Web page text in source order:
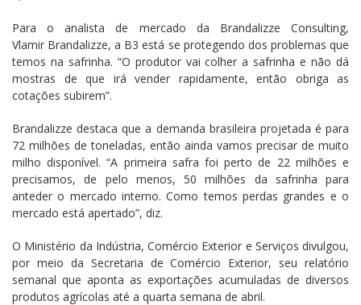
Para o analista de mercado da Brandalizze Consulting,
Vlamir Brandalizze, a B3 está se protegendo dos problemas que
temos na safrinha. “O produtor vai colher a safrinha e não dá
mostras de que irá vender rapidamente, então obriga as
cotações subirem”.
Brandalizze destaca que a demanda brasileira projetada é para
72 milhões de toneladas, então ainda vamos precisar de muito
milho disponível. “A primeira safra foi perto de 22 milhões e
precisamos, de pelo menos, 50 milhões da safrinha para
anteder o mercado interno. Como temos perdas grandes e o
mercado está apertado”, diz.
O Ministério da Indústria, Comércio Exterior e Serviços divulgou,
por meio da Secretaria de Comércio Exterior, seu relatório
semanal que aponta as exportações acumuladas de diversos
produtos agrícolas até a quarta semana de abril.